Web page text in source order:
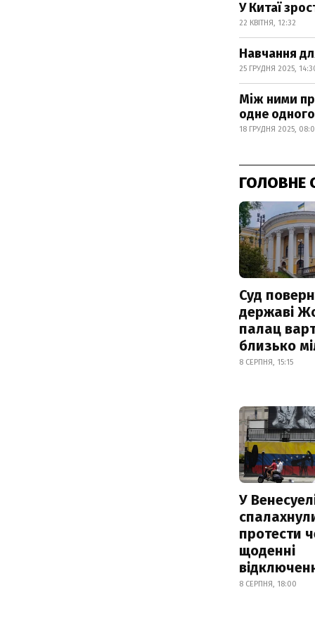
У Китаї
22 КВІТНЯ, 12:32
Навчання
25 ГРУДНЯ 2025,
Між ними
одне одного
18 ГРУДНЯ 2025,
ГОЛОВНЕ
Суд
державі
палац
близько
8 СЕРПНЯ, 15:15
У
протести
щоденні
8 СЕРПНЯ, 18:00